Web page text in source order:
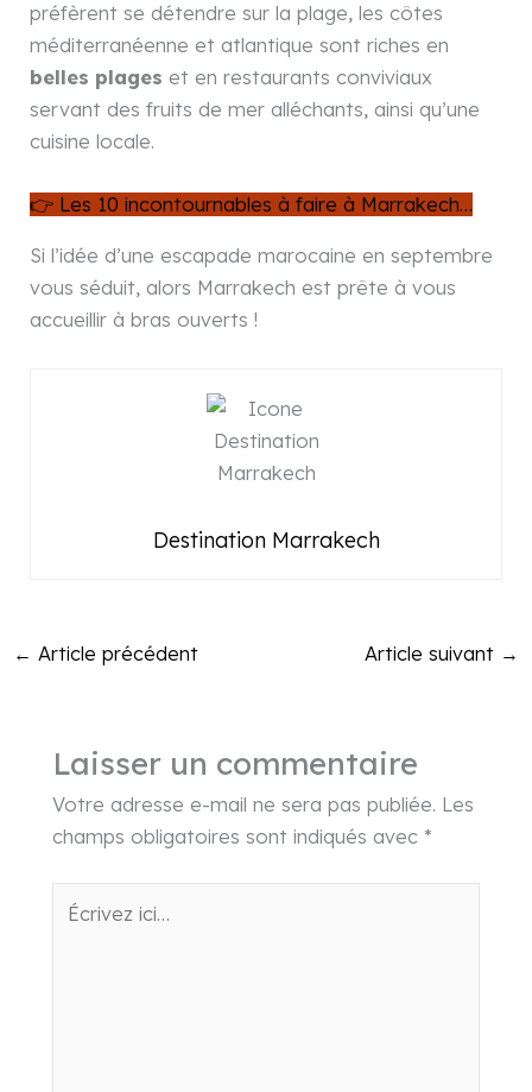
préfèrent se détendre sur la plage, les côtes
méditerranéenne et atlantique sont riches en
belles plageset en restaurants conviviaux
servant des fruits de mer alléchants, ainsi qu’une
cuisine locale.
👉 Les 10 incontournables à faire à Marrakech…
Si l’idée d’une escapade marocaine en septembre
vous séduit, alors Marrakech est prête à vous
accueillir à bras ouverts !
Destination Marrakech
← Article précédent Article suivant →
Laisser un commentaire
Votre adresse e-mail ne sera pas publiée. Les
champs obligatoires sont indiqués avec *
Écrivez
ici…